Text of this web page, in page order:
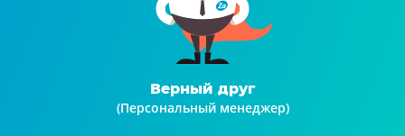
Верный друг
(Персональный менеджер)